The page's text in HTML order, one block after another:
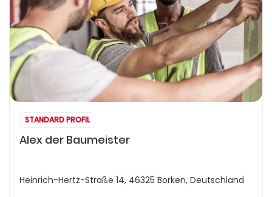
STANDARD PROFIL
Alex der Baumeister
Heinrich-Hertz-Straße 14, 46325 Borken, Deutschland